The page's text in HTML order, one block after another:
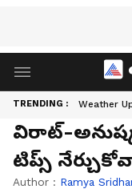
TRENDING : Weather
విరాట్-
టిప్స్
Author : Ramya